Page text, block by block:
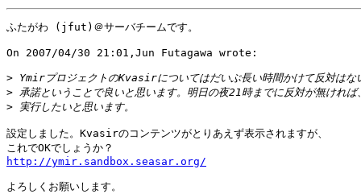
ふたがわ (jfut)＠サーバチームです。
On 2007/04/30 21:01,Jun Futagawa wrote:
>
>
>
設定しました。Kvasirのコンテンツがとりあえず表示されますが、
http://ymir.sandbox.seasar.org/
よろしくお願いします。